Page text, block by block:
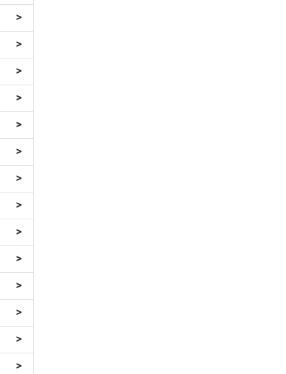
>
>
>
>
>
>
>
>
>
>
>
>
>
>